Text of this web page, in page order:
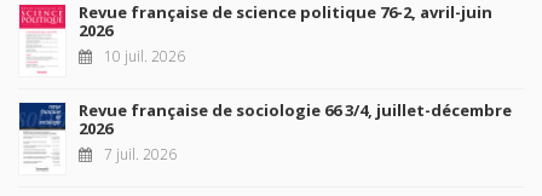
Revue française de science politique 76-2, avril-juin
2026
10 juil. 2026
Revue française de sociologie 66 3/4, juillet-décembre
2026
7 juil. 2026